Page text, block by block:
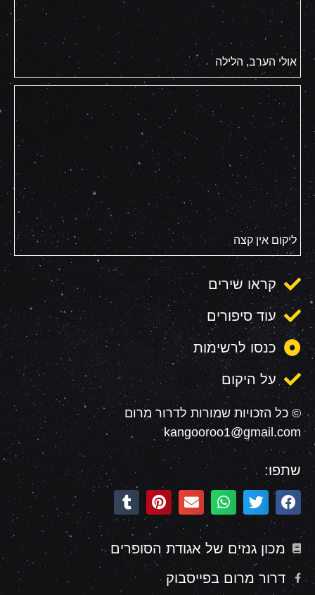
אולי הערב, הלילה
ליקום אין קצה
קראו שירים
עוד סיפורים
כנסו לרשימות
על היקום
© כל הזכויות שמורות לדרור מרום
kangooroo1@gmail.com
שתפו:
מכון גנזים של אגודת הסופרים
דרור מרום בפייסבוק